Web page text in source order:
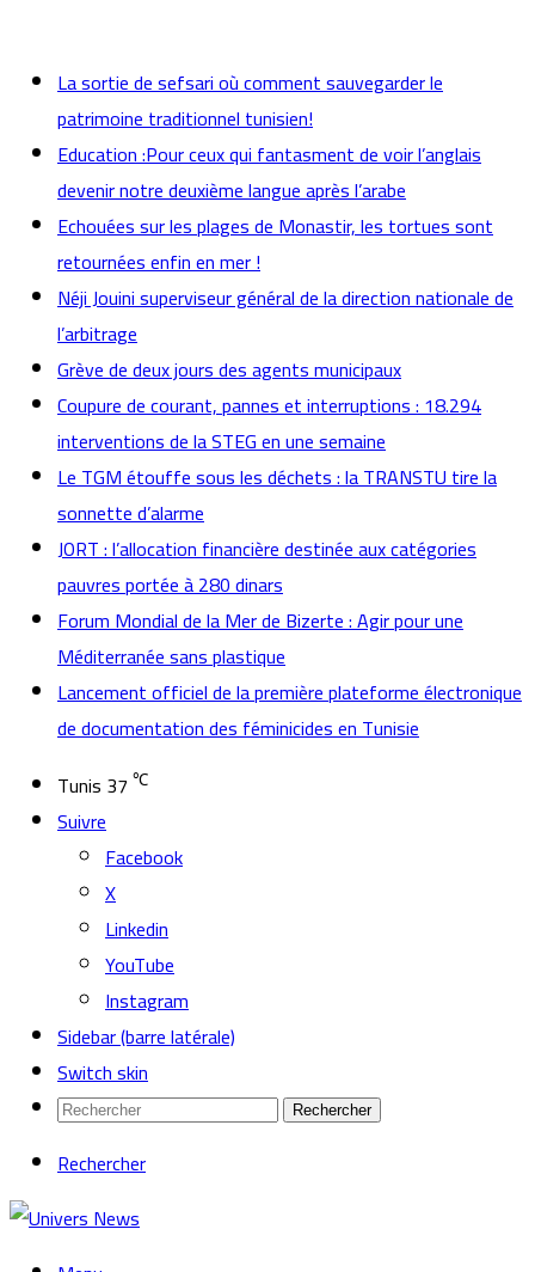
La sortie de sefsari où comment sauvegarder le
patrimoine traditionnel tunisien!
Education :Pour ceux qui fantasment de voir l’anglais
devenir notre deuxième langue après l’arabe
Echouées sur les plages de Monastir, les tortues sont
retournées enfin en mer !
Néji Jouini superviseur général de la direction nationale de
l’arbitrage
Grève de deux jours des agents municipaux
Coupure de courant, pannes et interruptions : 18.294
interventions de la STEG en une semaine
Le TGM étouffe sous les déchets : la TRANSTU tire la
sonnette d’alarme
JORT : l’allocation financière destinée aux catégories
pauvres portée à 280 dinars
Forum Mondial de la Mer de Bizerte : Agir pour une
Méditerranée sans plastique
Lancement officiel de la première plateforme électronique
de documentation des féminicides en Tunisie
Tunis 37 ℃
Suivre
Facebook
X
Linkedin
YouTube
Instagram
Sidebar (barre latérale)
Switch skin
Rechercher
Rechercher